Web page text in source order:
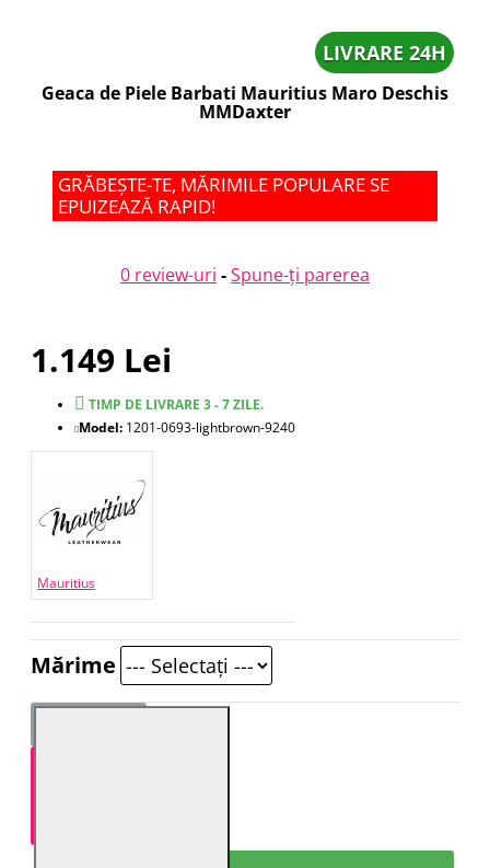
LIVRARE 24H
Geaca de Piele Barbati Mauritius Maro Deschis
MMDaxter
GRĂBEȘTE-TE, MĂRIMILE POPULARE SE
EPUIZEAZĂ RAPID!
0 review-uri -Spune-ţi parerea
1.149 Lei
TIMP DE LIVRARE 3 - 7 ZILE.
Model: 1201-0693-lightbrown-9240
Mauritius
Mărime